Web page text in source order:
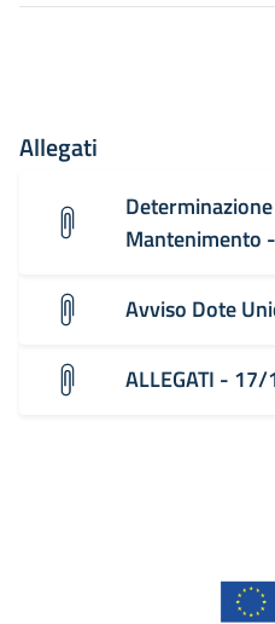
Allegati
Avviso Dote
ALLEGATI -